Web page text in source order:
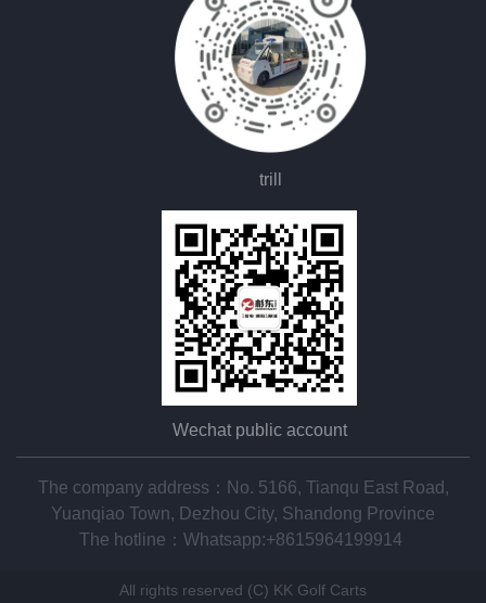
trill
Wechat public account
The company address：No. 5166, Tianqu East Road,
Yuanqiao Town, Dezhou City, Shandong Province
The hotline： Whatsapp:+8615964199914
All rights reserved (C) KK Golf Carts